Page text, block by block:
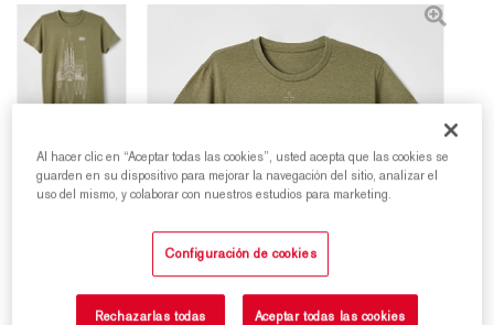
Al hacer clic en “Aceptar todas las cookies”, usted acepta que las cookies se
guarden en su dispositivo para mejorar la navegación del sitio, analizar el
uso del mismo, y colaborar con nuestros estudios para marketing.
Configuración de cookies
Rechazarlas todas Aceptar todas las cookies